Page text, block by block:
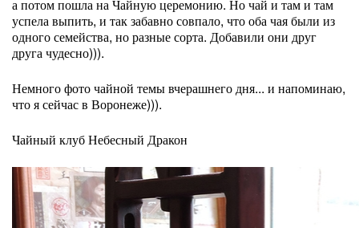
а потом пошла на Чайную церемонию. Но чай и там и там
успела выпить, и так забавно совпало, что оба чая были из
одного семейства, но разные сорта. Добавили они друг
друга чудесно))).
Немного фото чайной темы вчерашнего дня... и напоминаю,
что я сейчас в Воронеже))).
Чайный клуб Небесный Дракон